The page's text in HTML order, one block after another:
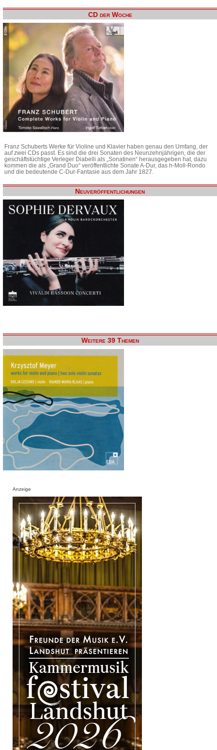
CD der Woche
Franz Schuberts Werke für Violine und Klavier haben genau den Umfang, der
auf zwei CDs passt. Es sind die drei Sonaten des Neunzehnjährigen, die der
geschäftstüchtige Verleger Diabelli als „Sonatinen“ herausgegeben hat, dazu
kommen die als „Grand Duo“ veröffentlichte Sonate A-Dur, das h-Moll-Rondo
und die bedeutende C-Dur-Fantasie aus dem Jahr 1827.
Neuveröffentlichungen
Weitere 39 Themen
Anzeige